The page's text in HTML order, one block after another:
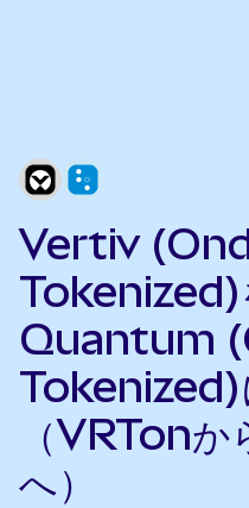
Vertiv
Quantum
Tokenized)
（VRTon
へ）